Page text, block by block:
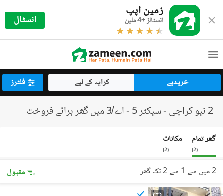
زمین اپپ
انسٹالز +4 ملین انسٹال
خریدیے کرایہ کے لیے فلٹرز
2 نیو کراچی - سیکٹر 5 - اے/3 میں گھر برائے فروخت
گھر تمام
(
2
)
مکانات
(
2
)
2 میں سے 1 سے 2 تک گھر مقبول